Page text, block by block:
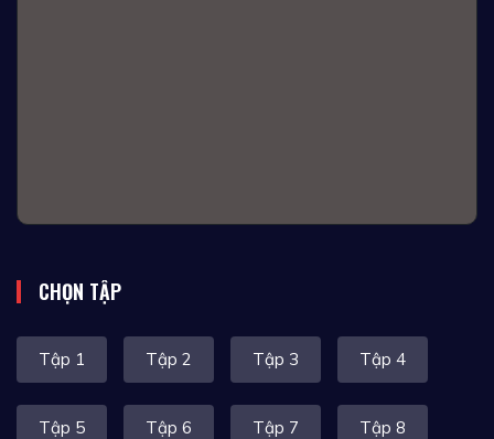
CHỌN TẬP
Tập 1 Tập 2 Tập 3 Tập 4
Tập 5 Tập 6 Tập 7 Tập 8